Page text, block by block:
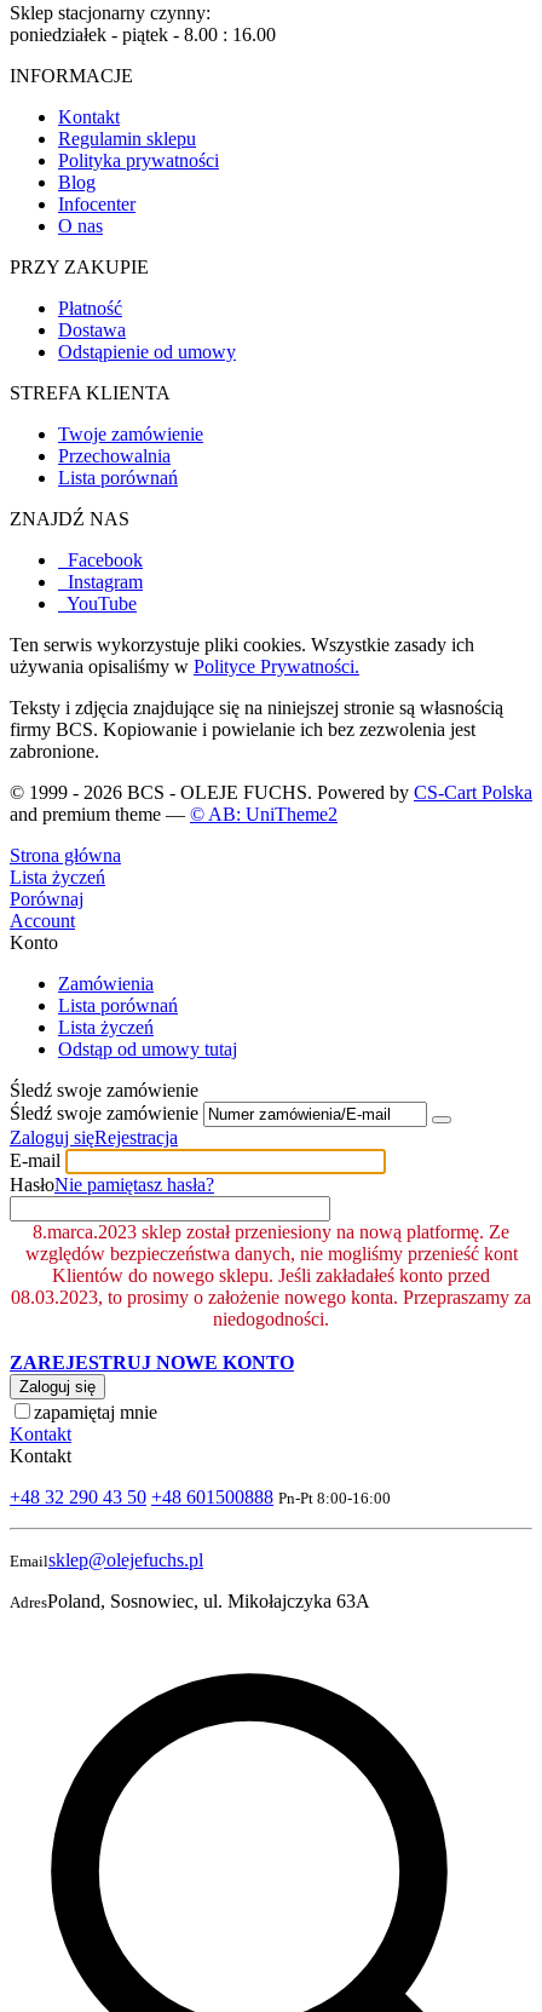
Sklep stacjonarny czynny:
poniedziałek - piątek - 8.00 : 16.00
INFORMACJE
Kontakt
Regulamin sklepu
Polityka prywatności
Blog
Infocenter
O nas
PRZY ZAKUPIE
Płatność
Dostawa
Odstąpienie od umowy
STREFA KLIENTA
Twoje zamówienie
Przechowalnia
Lista porównań
ZNAJDŹ NAS
Facebook
Instagram
YouTube
Ten serwis wykorzystuje pliki cookies. Wszystkie zasady ich
używania opisaliśmy w Polityce Prywatności.
Teksty i zdjęcia znajdujące się na niniejszej stronie są własnością
firmy BCS. Kopiowanie i powielanie ich bez zezwolenia jest
zabronione.
© 1999 - 2026 BCS - OLEJE FUCHS. Powered by CS-Cart Polska
and premium theme — © AB: UniTheme2
Strona główna
Lista życzeń
Porównaj
Account
Konto
Zamówienia
Lista porównań
Lista życzeń
Odstąp od umowy tutaj
Śledź swoje zamówienie
Śledź swoje zamówienie
Zaloguj sięRejestracja
E-mail
HasłoNie pamiętasz hasła?
8.marca.2023 sklep został przeniesiony na nową platformę. Ze
względów bezpieczeństwa danych, nie mogliśmy przenieść kont
Klientów do nowego sklepu. Jeśli zakładałeś konto przed
08.03.2023, to prosimy o założenie nowego konta. Przepraszamy za
niedogodności.
ZAREJESTRUJ NOWE KONTO
Zaloguj się
zapamiętaj mnie
Kontakt
Kontakt
+48 32 290 43 50 +48 601500888 Pn-Pt 8:00-16:00
Emailsklep@olejefuchs.pl
AdresPoland, Sosnowiec, ul. Mikołajczyka 63A